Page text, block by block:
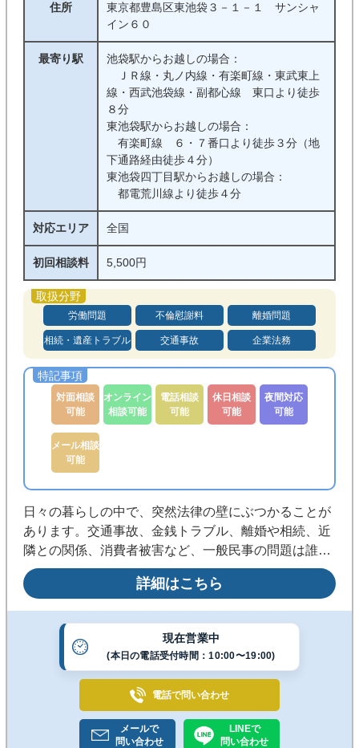
住所
東京都豊島区東池袋３－１－１ サンシャ
イン６０
最寄り駅
池袋駅からお越しの場合：
ＪＲ線・丸ノ内線・有楽町線・東武東上
線・西武池袋線・副都心線 東口より徒歩
８分
東池袋駅からお越しの場合：
有楽町線 ６・７番口より徒歩３分（地
下通路経由徒歩４分）
東池袋四丁目駅からお越しの場合：
都電荒川線より徒歩４分
対応エリア 全国
初回相談料 5,500円
労働問題 不倫慰謝料 離婚問題
相続・遺産トラブル 交通事故 企業法務
対面相談
可能
オンライン
相談可能
電話相談
可能
休日相談
可能
夜間対応
可能
メール相談
可能
日々の暮らしの中で、突然法律の壁にぶつかることが
あります。交通事故、金銭トラブル、離婚や相続、近
隣との関係、消費者被害など、一般民事の問題は誰に
でも起こり得るものです。私は、そうした身近な悩み
に対して、冷静に、そして丁寧に向き合うことを大切
にしています。
詳細はこちら
現在営業中
(本日の電話受付時間：10:00〜19:00)
電話で問い合わせ
メールで
問い合わせ
LINEで
問い合わせ